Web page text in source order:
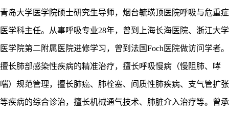
青岛大学医学院硕士研究生导师，烟台毓璜顶医院呼吸与危重症
医学科主任。 从事呼吸专业28年，曾到上海长海医院、 浙江大学
医学院第二附属医院进修学习，曾到法国Foch医院做访问学者。
擅长肺部感染性疾病的精准治疗，擅长呼吸慢病（慢阻肺、哮
喘）规范管理，擅长肺癌、肺栓塞、间质性肺疾病、支气管扩张
等疾病的综合诊治， 擅长机械通气技术、肺脏介入治疗等。曾承